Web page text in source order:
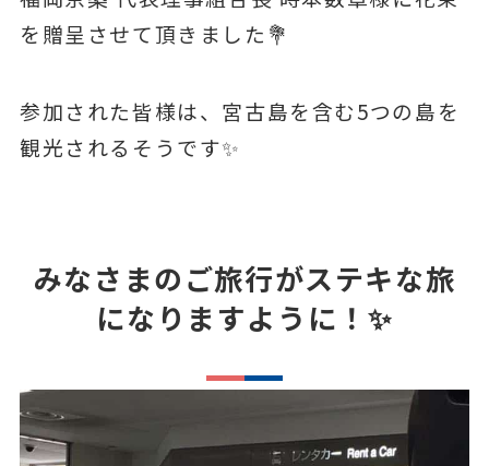
を贈呈させて頂きました 💐
参加された皆様は、宮古島を含む5つの島を
観光されるそうです✨
みなさまのご旅行がステキな旅
になりますように！ ✨